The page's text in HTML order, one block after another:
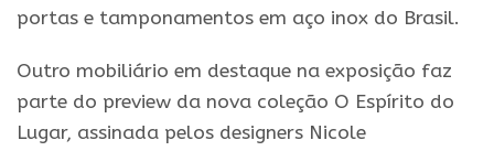
portas e tamponamentos em aço inox do Brasil.
Outro mobiliário em destaque na exposição faz
parte do preview da nova coleção O Espírito do
Lugar, assinada pelos designers Nicole